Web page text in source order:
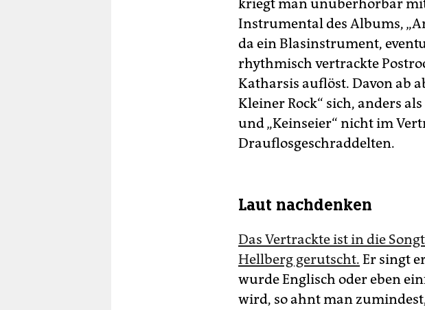
kriegt man unüberhörbar
Instrumental des Albums,
da ein Blasinstrument,
rhythmisch vertrackte
Katharsis auflöst. Davon ab
Kleiner Rock“ sich, anders
und „Keinseier“ nicht im
Drauflosgeschraddelten.
Laut nachdenken
Das Vertrackte ist in die
Hellberg gerutscht. Er singt
wurde Englisch oder eben
wird, so ahnt man